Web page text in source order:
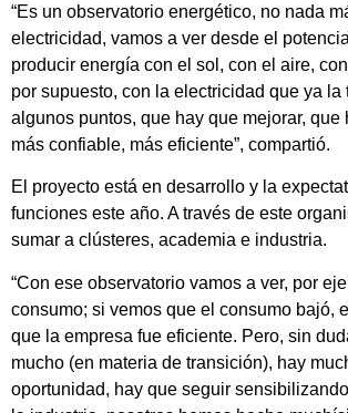
“Es un observatorio energético, no nada
electricidad, vamos a ver desde el
producir energía con el sol, con el aire,
por supuesto, con la electricidad que ya la
algunos puntos, que hay que mejorar, que
más confiable, más eficiente”, compartió.
El proyecto está en desarrollo y la
funciones este año. A través de este
sumar a clústeres, academia e industria.
“Con ese observatorio vamos a ver, por
consumo; si vemos que el consumo bajó,
que la empresa fue eficiente. Pero, sin
mucho (en materia de transición), hay
oportunidad, hay que seguir